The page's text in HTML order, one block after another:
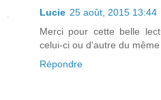
Lucie 25 août, 2015 13:44
Merci pour cette belle
celui-ci ou d'autre du
Répondre